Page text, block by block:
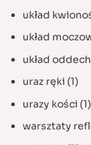
układ
układ
układ
uraz ręki (1)
urazy kości (1)
warsztaty